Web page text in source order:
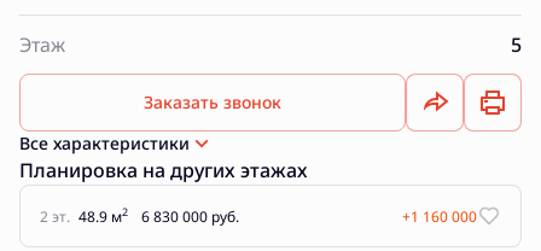
Этаж 5
Заказать звонок
Все характеристики
Планировка на других этажах
2 эт. 48.9 м2 6 830 000 руб. +1 160 000